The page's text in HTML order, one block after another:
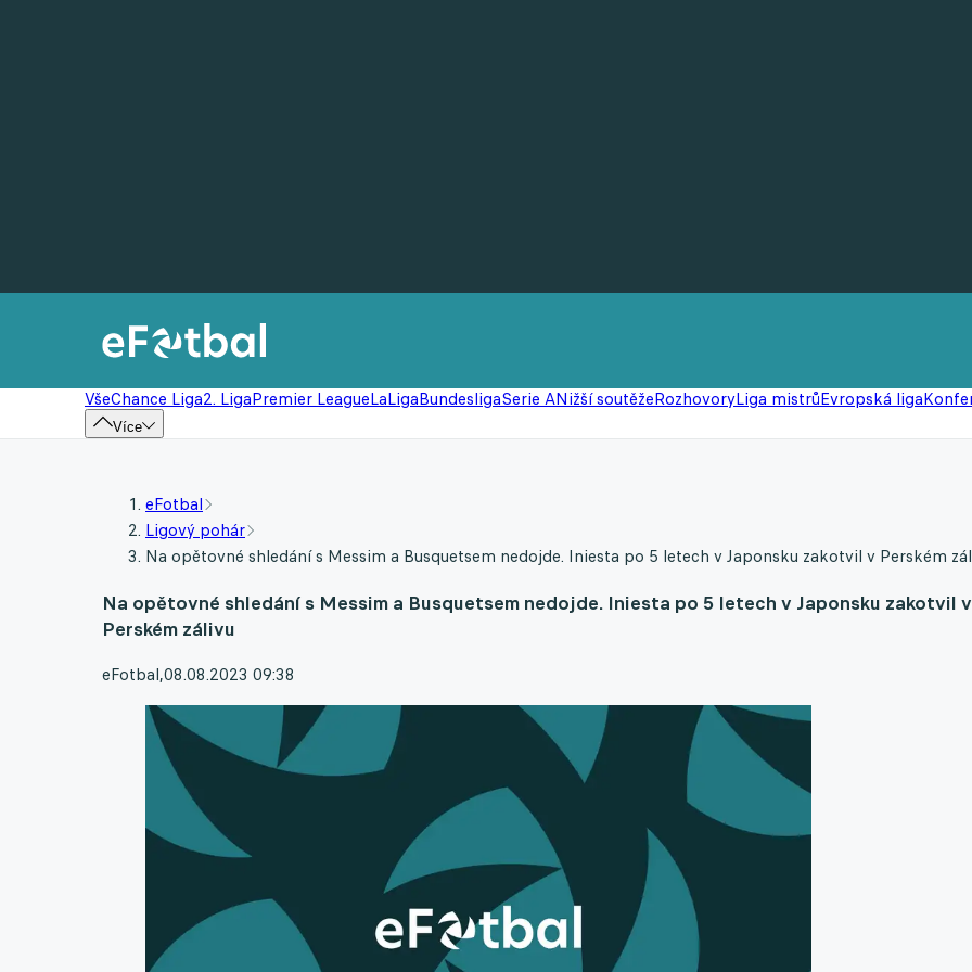
VšeChance Liga2. LigaPremier LeagueLaLigaBundesligaSerie ANižší soutěžeRozhovoryLiga mistrůEvropská liga
Více
eFotbal
Ligový pohár
Na opětovné shledání s Messim a Busquetsem nedojde. Iniesta po 5 letech v Japonsku zakotvil v Perském
Na opětovné shledání s Messim a Busquetsem nedojde. Iniesta po 5 letech v Japonsku zakotvil v
Perském zálivu
eFotbal,08.08.2023 09:38